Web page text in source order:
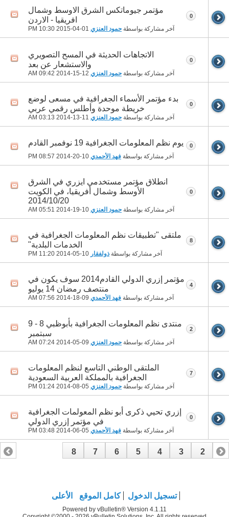
مؤتمر جيوماتكس الشرق الاوسط وشمال
افريقيا - الاردن
آخر مشاركة بواسطة حمود العنزي 10:30 PM
0
الاتجاهات الحديثة في المسح التصويري
والاستشعار عن بعد
آخر مشاركة بواسطة حمود العنزي 09:42 AM
0
بدء مؤتمر الأسماء الجغرافية في مسعى لوضع
خريطة موحدة وأطلس رقمي عربي
آخر مشاركة بواسطة حمود العنزي 03:13 AM
0
يوم نظم المعلومات الجغرافية 19 نوفمبر القادم
آخر مشاركة بواسطة فهد الأحمدي 08:57 PM
0
انطلاق مؤتمر مستخدمي ايزري في الشرق
الأوسط وشمال أفريقيا، في الكويت
2014/10/20
آخر مشاركة بواسطة حمود العنزي 05:51 AM
0
ملتقى "تطبيقات نظم المعلومات الجغرافية في
الخدمات البلدية"
آخر مشاركة بواسطةذولفقار 11:20 PM
8
مؤتمر إزري الدولي القادم2014 سوف يكون في
منتصف رمضان 14 يوليو
آخر مشاركة بواسطة فهد الأحمدي 07:56 AM
4
منتدى نظم المعلومات الجغرافية بأبوظبي 8 - 9
سبتمبر
آخر مشاركة بواسطة حمود العنزي 07:24 AM
2
الملتقى الوطني التاسع لنظم المعلومات
الجغرافية بالمملكة العربية السعودية
آخر مشاركة بواسطة حمود العنزي 01:24 PM
7
إزري تحيي ذكرى أبو نظم المعولمات الجغرافية
في مؤتمر إزري الدولي
آخر مشاركة بواسطة فهد الأحمدي 03:48 PM
0
1
2
3
4
5
6
7
8
تسجيل الدخول كامل الموقع الأعلى
Powered by vBulletin® Version 4.1.11